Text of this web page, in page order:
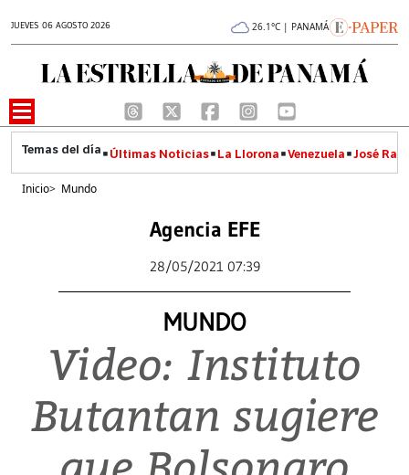
JUEVES 06 AGOSTO 2026 26.1°C | PANAMÁ
Últimas Noticias La Llorona Venezuela José
Inicio> Mundo
Agencia EFE
28/05/2021 07:39
MUNDO
Video: Instituto
Butantan sugiere